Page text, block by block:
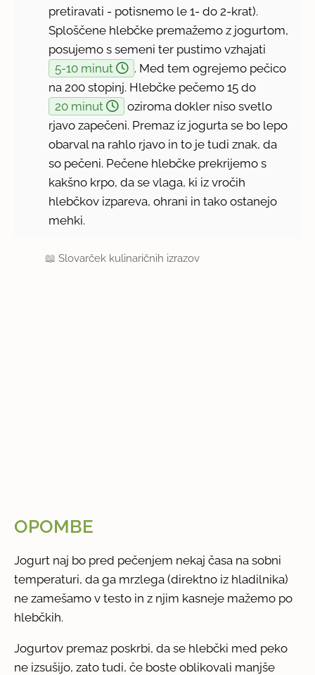
pretiravati - potisnemo le 1- do 2-krat).
Sploščene hlebčke premažemo z jogurtom,
posujemo s semeni ter pustimo vzhajati
5-10 minut
. Med tem ogrejemo pečico
na 200 stopinj. Hlebčke pečemo 15 do
20 minut
oziroma dokler niso svetlo
rjavo zapečeni. Premaz iz jogurta se bo lepo
obarval na rahlo rjavo in to je tudi znak, da
so pečeni. Pečene hlebčke prekrijemo s
kakšno krpo, da se vlaga, ki iz vročih
hlebčkov izpareva, ohrani in tako ostanejo
mehki.
📖Slovarček kulinaričnih izrazov
OPOMBE
Jogurt naj bo pred pečenjem nekaj časa na sobni
temperaturi, da ga mrzlega (direktno iz hladilnika)
ne zamešamo v testo in z njim kasneje mažemo po
hlebčkih.
Jogurtov premaz poskrbi, da se hlebčki med peko
ne izsušijo, zato tudi, če boste oblikovali manjše